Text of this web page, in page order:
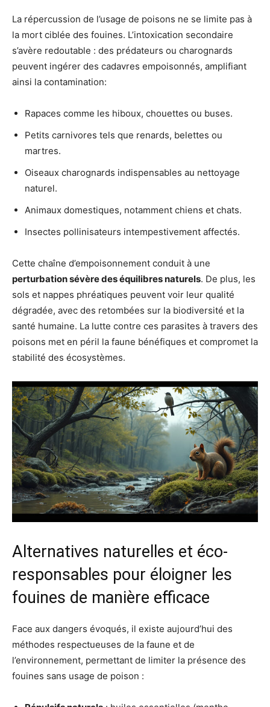
La répercussion de l’usage de poisons ne se limite pas à
la mort ciblée des fouines. L’intoxication secondaire
s’avère redoutable : des prédateurs ou charognards
peuvent ingérer des cadavres empoisonnés, amplifiant
ainsi la contamination:
Rapaces comme les hiboux, chouettes ou buses.
Petits carnivores tels que renards, belettes ou
martres.
Oiseaux charognards indispensables au nettoyage
naturel.
Animaux domestiques, notamment chiens et chats.
Insectes pollinisateurs intempestivement affectés.
Cette chaîne d’empoisonnement conduit à une
perturbation sévère des équilibres naturels. De plus, les
sols et nappes phréatiques peuvent voir leur qualité
dégradée, avec des retombées sur la biodiversité et la
santé humaine. La lutte contre ces parasites à travers des
poisons met en péril la faune bénéfiques et compromet la
stabilité des écosystèmes.
Alternatives naturelles et éco-
responsables pour éloigner les
fouines de manière efficace
Face aux dangers évoqués, il existe aujourd’hui des
méthodes respectueuses de la faune et de
l’environnement, permettant de limiter la présence des
fouines sans usage de poison :